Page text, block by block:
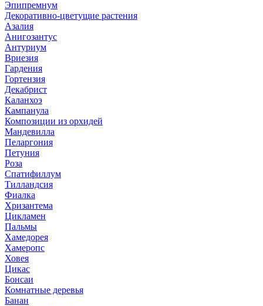
Эпипремнум
Декоративно-цветущие растения
Азалия
Анигозантус
Антуриум
Вриезия
Гардения
Гортензия
Декабрист
Каланхоэ
Кампанула
Композиции из орхидей
Мандевилла
Пеларгония
Петуния
Роза
Спатифиллум
Тилландсия
Фиалка
Хризантема
Цикламен
Пальмы
Хамедорея
Хамеропс
Ховея
Цикас
Бонсаи
Комнатные деревья
Банан